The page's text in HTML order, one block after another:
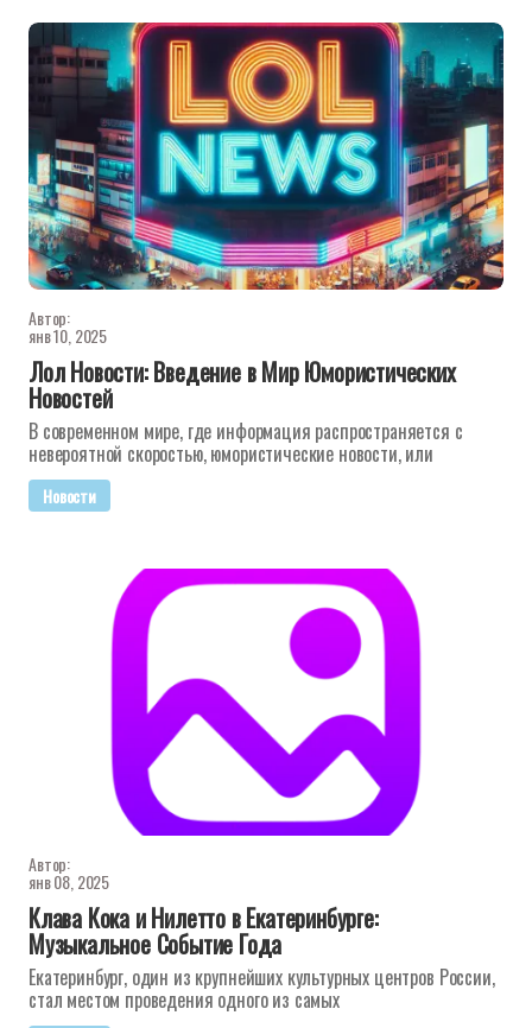
Автор:
янв 10, 2025
Лол Новости: Введение в Мир Юмористических
Новостей
В современном мире, где информация распространяется с
невероятной скоростью, юмористические новости, или
Новости
Автор:
янв 08, 2025
Клава Кока и Нилетто в Екатеринбурге:
Музыкальное Событие Года
Екатеринбург, один из крупнейших культурных центров России,
стал местом проведения одного из самых